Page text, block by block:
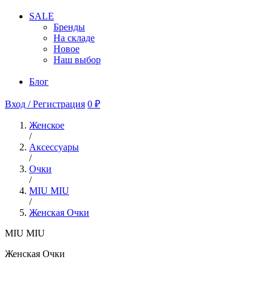
SALE
Бренды
На складе
Новое
Наш выбор
Блог
Вход / Регистрация 0 ₽
Женское
/
Аксессуары
/
Очки
/
MIU MIU
/
Женская Очки
MIU MIU
Женская Очки